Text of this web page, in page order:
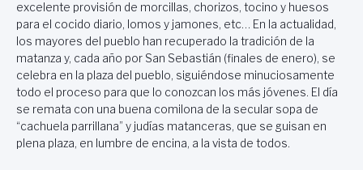
excelente provisión de morcillas, chorizos, tocino y huesos
para el cocido diario, lomos y jamones, etc… En la actualidad,
los mayores del pueblo han recuperado la tradición de la
matanza y, cada año por San Sebastián (finales de enero), se
celebra en la plaza del pueblo, siguiéndose minuciosamente
todo el proceso para que lo conozcan los más jóvenes. El día
se remata con una buena comilona de la secular sopa de
“cachuela parrillana” y judías matanceras, que se guisan en
plena plaza, en lumbre de encina, a la vista de todos.